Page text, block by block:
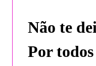
Não te
Por